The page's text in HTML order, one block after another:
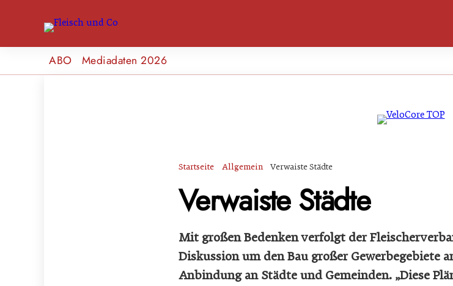
ABO Mediadaten 2026
Startseite Allgemein Verwaiste Städte
Verwaiste Städte
Mit großen Bedenken verfolgt der
Diskussion um den Bau großer Gewerbegebiete
Anbindung an Städte und Gemeinden. „Diese